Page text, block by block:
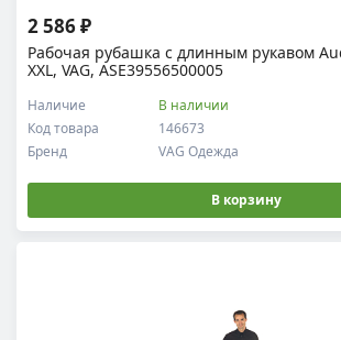
Рабочая рубашка c длинным рукавом
XXL, VAG, ASE39556500005
Код товара 146673
Наличие В наличии
Бренд VAG Одежда
2 586 ₽
В корзину